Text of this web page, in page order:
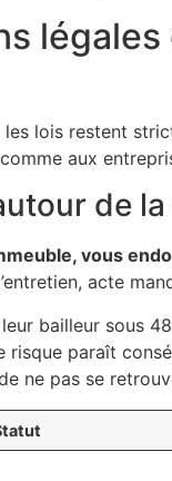
lois restent
aux
de
vous
acte
bailleur sous
paraît
ne pas se